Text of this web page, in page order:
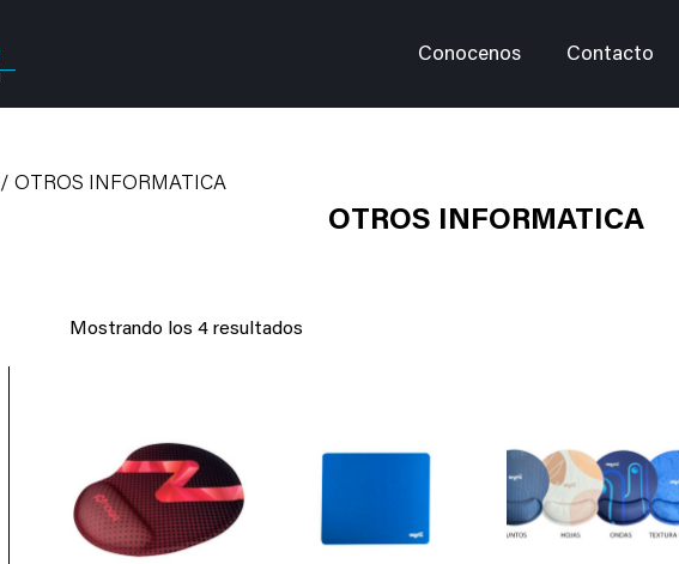
Conocenos Contacto
/ OTROS INFORMATICA
OTROS INFORMATICA
Mostrando los 4 resultados